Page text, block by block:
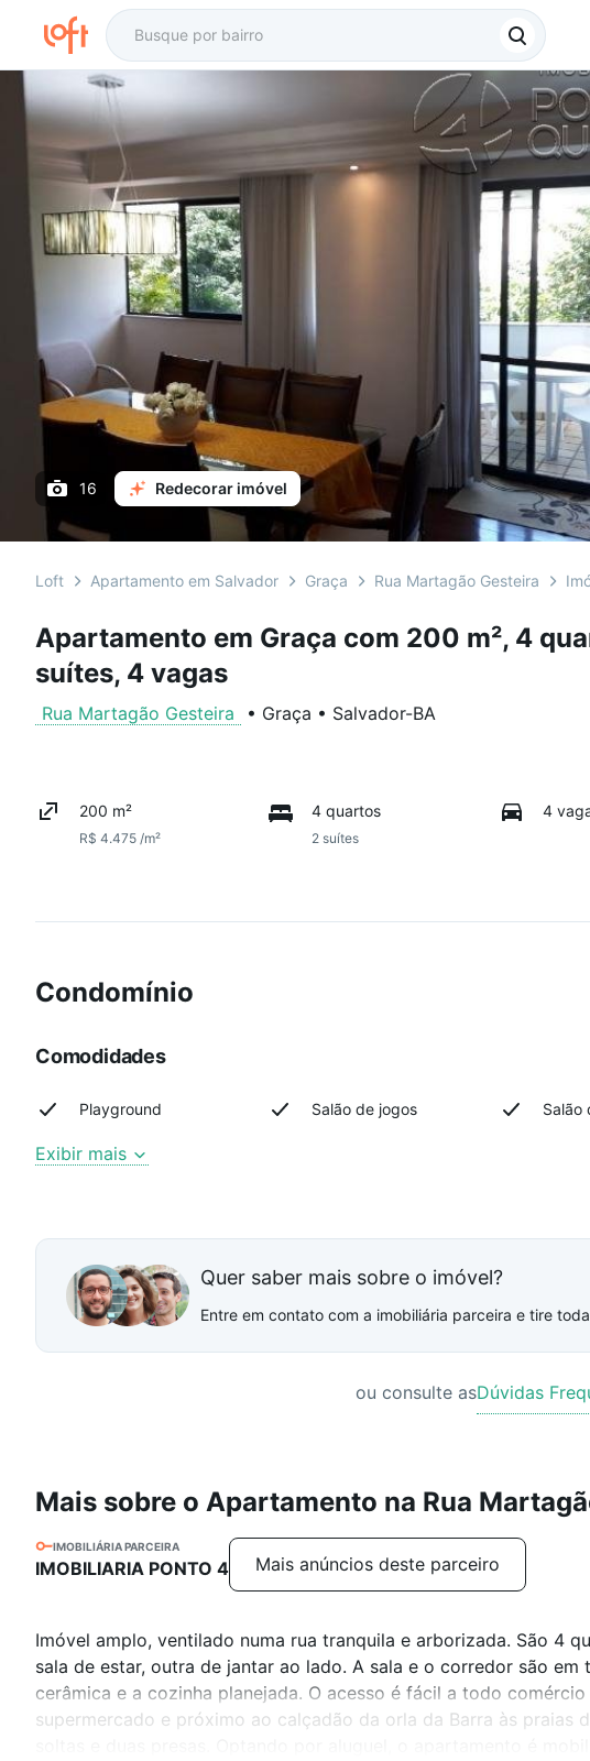
16 Redecorar imóvel
Loft Apartamento em Salvador Graça Rua Martagão Gesteira
Apartamento em Graça com 200 m², 4
suítes, 4 vagas
Rua Martagão Gesteira • Graça • Salvador-BA
200 m²
R$ 4.475 /m²
4 quartos
2 suítes
4
Condomínio
Comodidades
Playground Salão de jogos Salão
Exibir mais
Quer saber mais sobre o imóvel?
Entre em contato com a imobiliária parceira e tire
ou consulte asDúvidas
Mais sobre o Apartamento na Rua
IMOBILIÁRIA PARCEIRA
IMOBILIARIA PONTO 4 Mais anúncios deste parceiro
Imóvel amplo, ventilado numa rua tranquila e arborizada. São 4
sala de estar, outra de jantar ao lado. A sala e o corredor são
cerâmica e a cozinha planejada. O acesso é fácil a todo
supermercado e próximo ao calçadão da orla da Barra às praias